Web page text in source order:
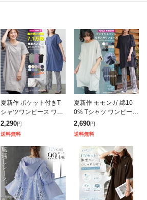
夏新作 ポケット付きT
シャツワンピース ワン
ピース レディース カッ
トソー 半袖 無地 クル
ー ロング丈 レディース
春夏ミリア
2,290円
送料無料
夏新作 モモンガ 綿10
0% Tシャツ ワンピース
半袖 クルーネック チュ
ニック カットソー M L
レディース 春 ミリアン
2,690円
送料無料